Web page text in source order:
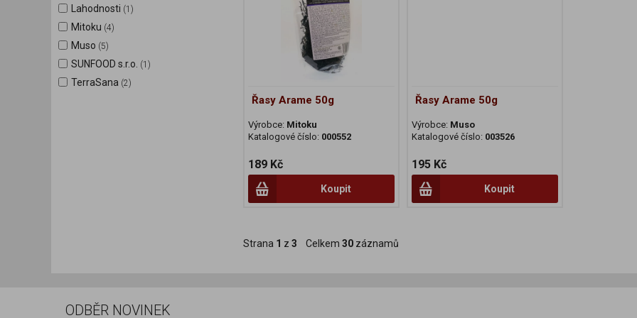
Lahodnosti (1)
Mitoku (4)
Muso (5)
SUNFOOD s.r.o. (1)
TerraSana (2)
Řasy Arame 50g
Výrobce: Mitoku
Katalogové číslo: 000552
189 Kč
Koupit
Řasy Arame 50g
Výrobce: Muso
Katalogové číslo: 003526
195 Kč
Koupit
Strana 1 z 3 Celkem 30 záznamů
ODBĚR NOVINEK